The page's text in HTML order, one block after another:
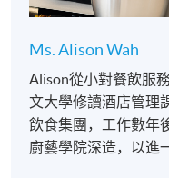
Ms. Alison Wah
Alison從小對餐飲服
文大學修讀酒店管理
飲食集團，工作數年
廚藝學院深造，以進